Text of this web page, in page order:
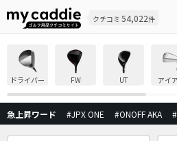
クチコミ 54,022件
ドライバー FW UT アイ
急上昇ワード #JPX ONE #ONOFF AKA